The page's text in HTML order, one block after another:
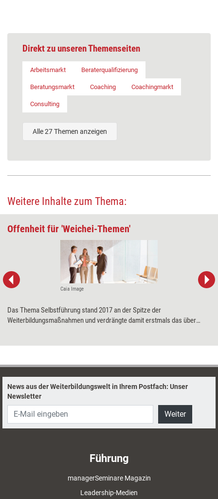
Direkt zu unseren Themenseiten
Arbeitsmarkt Beraterqualifizierung
Beratungsmarkt Coaching Coachingmarkt
Consulting
Alle 27 Themen anzeigen
Weitere Inhalte zum Thema:
Offenheit für 'Weichei-Themen'
Caia Image
Das Thema Selbstführung stand 2017 an der Spitze der
Weiterbildungsmaßnahmen und verdrängte damit erstmals das über
News aus der Weiterbildungswelt in Ihrem Postfach: Unser
Newsletter
Weiter
Führung
managerSeminare Magazin
Leadership-Medien